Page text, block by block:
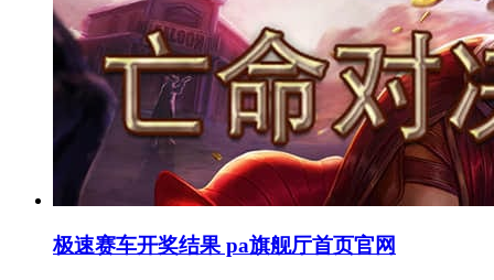
极速赛车开奖结果 pa旗舰厅首页官网